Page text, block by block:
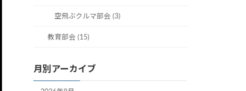
空飛ぶクルマ部会 (3)
教育部会 (15)
月別アーカイブ